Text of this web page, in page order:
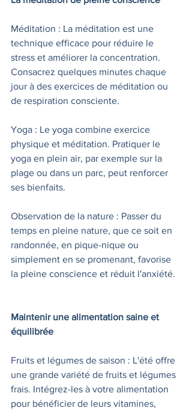
Méditation : La méditation est une
technique efficace pour réduire le
stress et améliorer la concentration.
Consacrez quelques minutes chaque
jour à des exercices de méditation ou
de respiration consciente.
Yoga : Le yoga combine exercice
physique et méditation. Pratiquer le
yoga en plein air, par exemple sur la
plage ou dans un parc, peut renforcer
ses bienfaits.
Observation de la nature : Passer du
temps en pleine nature, que ce soit en
randonnée, en pique-nique ou
simplement en se promenant, favorise
la pleine conscience et réduit l'anxiété.
Maintenir une alimentation saine et
équilibrée
Fruits et légumes de saison : L'été offre
une grande variété de fruits et légumes
frais. Intégrez-les à votre alimentation
pour bénéficier de leurs vitamines,